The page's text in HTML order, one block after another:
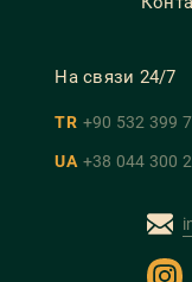
На связи 24/7
TR +90 532 399
UA +38 044 300